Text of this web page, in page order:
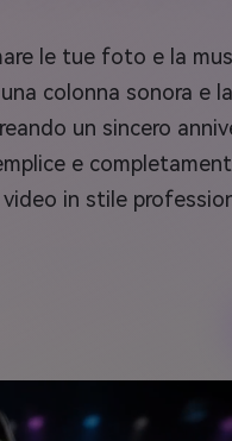
le tue foto e la
colonna sonora e
un sincero
e
video in stile